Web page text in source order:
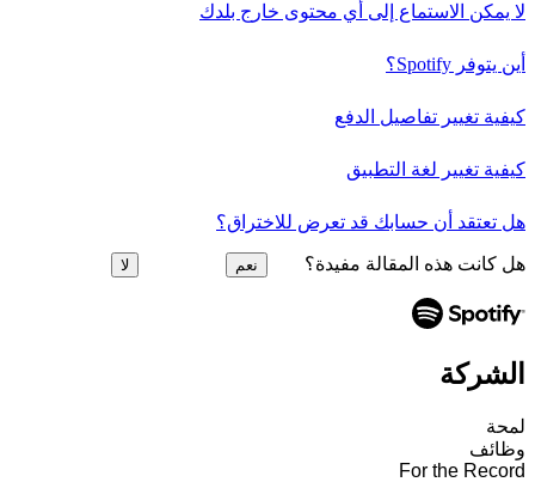
لا يمكن الاستماع إلى أي محتوى خارج بلدك
أين يتوفر Spotify؟
كيفية تغيير تفاصيل الدفع
كيفية تغيير لغة التطبيق
هل تعتقد أن حسابك قد تعرض للاختراق؟
هل كانت هذه المقالة مفيدة؟ نعم لا
الشركة
لمحة
وظائف
For the Record